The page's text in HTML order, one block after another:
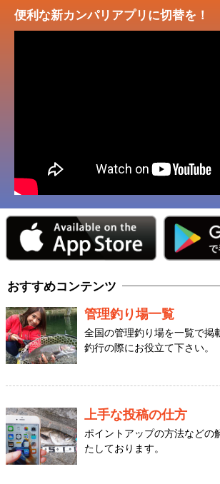
便利な新カンパリアプリに切替を！
おすすめコンテンツ
管理釣り場一覧
全国の管理釣り場を一覧で掲
釣行の際にお役立て下さい。
上手な投稿の仕方
ポイントアップの方法などの
たしております。